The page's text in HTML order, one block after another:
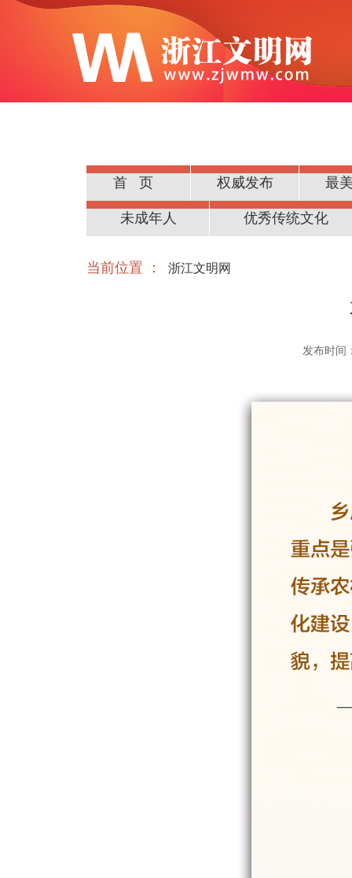
首页 权威发布 最
公民道德
未成年人 优秀传统文化
当前位置 ： 浙江文明网
发布时间